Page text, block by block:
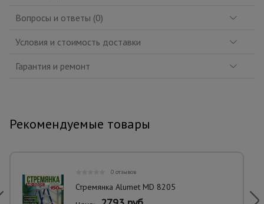
Вопросы и ответы (0)
Условия и стоимость доставки
Гарантия и ремонт
Рекомендуемые товары
0 отзывов
Стремянка Alumet MD 8205